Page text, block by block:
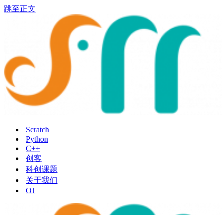
跳至正文
Scratch
Python
C++
创客
科创课题
关于我们
OJ